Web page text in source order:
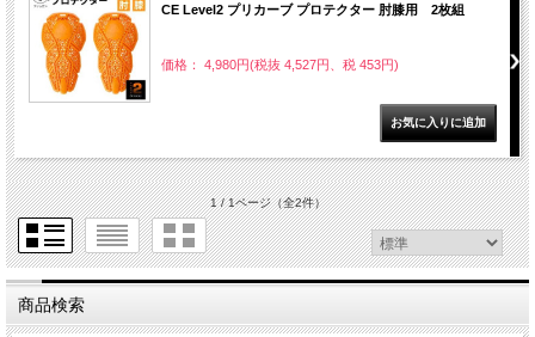
CE Level2 プリカーブ プロテクター 肘膝用 2枚組
価格： 4,980円(税抜 4,527円、税 453円)
1 / 1ページ（全2件）
商品検索